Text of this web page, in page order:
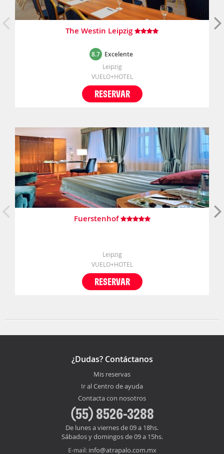
The Westin Leipzig
8.7 Excelente
Leipzig
VUELO+HOTEL
RESERVAR
Fuerstenhof
Leipzig
VUELO+HOTEL
RESERVAR
¿Dudas? Contáctanos
Mis reservas
Ir al Centro de ayuda
Contacta con nosotros
(55) 8526-3288
De lunes a viernes de 09 a 18hs.
Sábados y domingos de 09 a 15hs.
E-mail: info@atrapalo.com.mx